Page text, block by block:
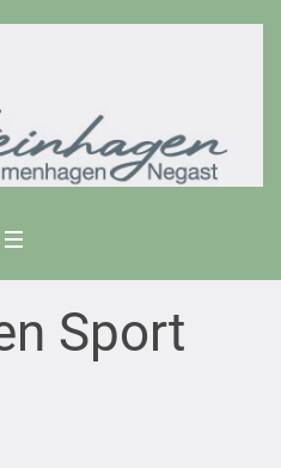
Sport